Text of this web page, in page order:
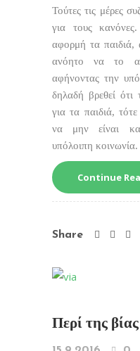
Τούτες τις μέρες
για τους
αφορμή τα παιδιά,
ανόητο να το
αφήνοντας την
δηλαδή βρεθεί ότι
για τα παιδιά,
να μην είναι
υπόλοιπη κοινωνία.
Continue
Share
Περί της βίας